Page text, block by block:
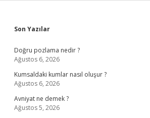
Sidebar
Son Yazılar
Doğru pozlama nedir ?
Ağustos 6, 2026
Kumsaldaki kumlar nasıl oluşur ?
Ağustos 6, 2026
Avniyat ne demek ?
Ağustos 5, 2026